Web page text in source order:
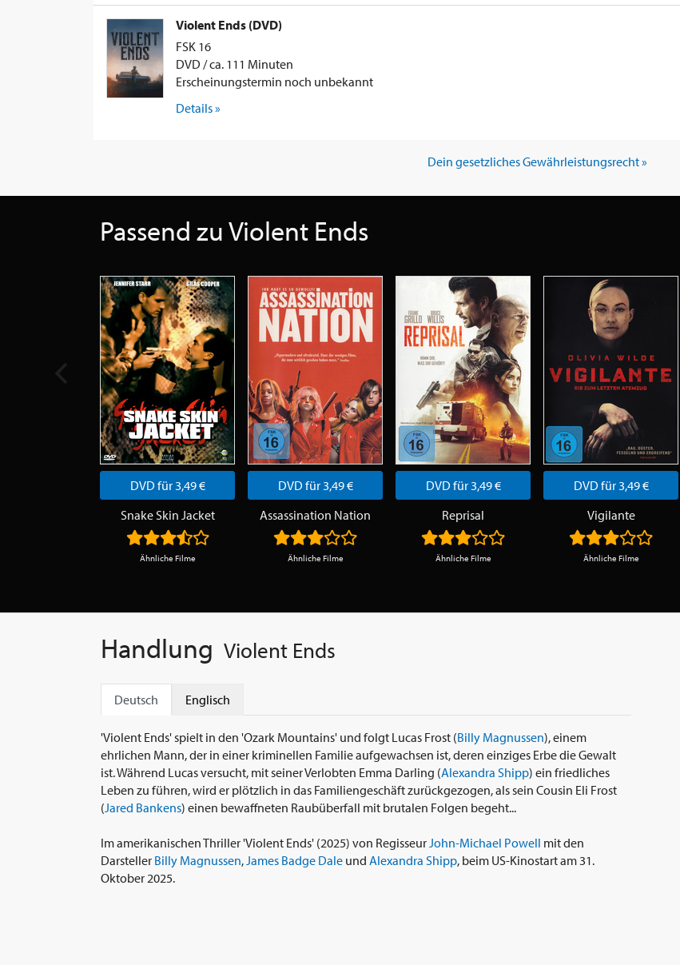
Violent Ends (DVD)
FSK 16
DVD / ca. 111 Minuten
Erscheinungstermin noch unbekannt
Details »
Dein gesetzliches Gewährleistungsrecht »
Passend zu Violent Ends
DVD für 3,49 €
Snake Skin Jacket
Ähnliche Filme
DVD für 3,49 €
Assassination Nation
Ähnliche Filme
DVD für 3,49 €
Reprisal
Ähnliche Filme
DVD für 3,49 €
Vigilante
Ähnliche Filme
Handlung Violent Ends
Deutsch Englisch
'Violent Ends' spielt in den 'Ozark Mountains' und folgt Lucas Frost (Billy Magnussen), einem
ehrlichen Mann, der in einer kriminellen Familie aufgewachsen ist, deren einziges Erbe die Gewalt
ist. Während Lucas versucht, mit seiner Verlobten Emma Darling (Alexandra Shipp) ein friedliches
Leben zu führen, wird er plötzlich in das Familiengeschäft zurückgezogen, als sein Cousin Eli Frost
(Jared Bankens) einen bewaffneten Raubüberfall mit brutalen Folgen begeht...
Im amerikanischen Thriller 'Violent Ends' (2025) von Regisseur John-Michael Powell mit den
Darsteller Billy Magnussen, James Badge Dale und Alexandra Shipp, beim US-Kinostart am 31.
Oktober 2025.